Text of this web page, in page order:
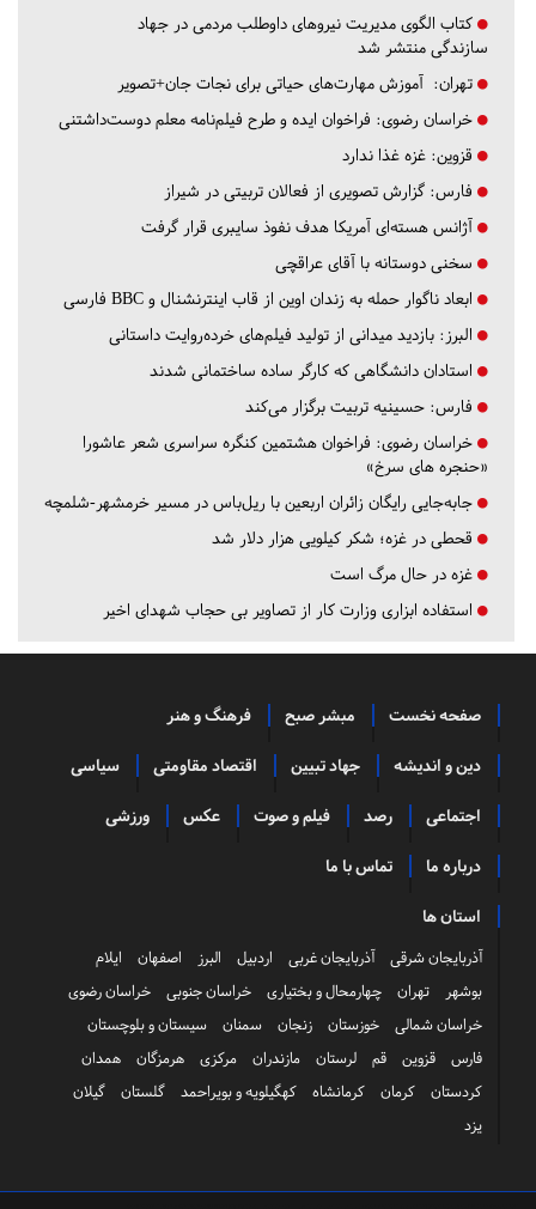
کتاب الگوی مدیریت نیروهای داوطلب مردمی در جهاد
سازندگی منتشر شد
تهران: آموزش مهارت‌های حیاتی برای نجات جان+تصویر
خراسان رضوی: فراخوان ایده و طرح فیلم‌نامه معلم دوست‌داشتنی
قزوین: غزه غذا ندارد
فارس: گزارش تصویری از فعالان تربیتی در شیراز
آژانس هسته‌ای آمریکا هدف نفوذ سایبری قرار گرفت
سخنی دوستانه با آقای عراقچی
ابعاد ناگوار حمله به زندان اوین از قاب اینترنشنال و BBC فارسی
البرز: بازدید میدانی از تولید فیلم‌های خرده‌روایت داستانی
استادان دانشگاهی که کارگر ساده ساختمانی شدند
فارس: حسینیه تربیت برگزار می‌کند
خراسان رضوی: فراخوان هشتمین کنگره سراسری شعر عاشورا
«حنجره های سرخ»
جابه‌جایی رایگان زائران اربعین با ریل‌باس در مسیر خرمشهر-شلمچه
قحطی در غزه؛ شکر کیلویی هزار دلار شد
غزه در حال مرگ است
استفاده ابزاری وزارت کار از تصاویر بی حجاب شهدای اخیر
صفحه نخست مبشر صبح فرهنگ و هنر
دین و اندیشه جهاد تبیین اقتصاد مقاومتی سیاسی
اجتماعی رصد فیلم و صوت عکس ورزشی
درباره ما تماس با ما
استان ها
آذربایجان شرقی آذربایجان غربی اردبیل البرز اصفهان
ایلام
بوشهر
تهران چهارمحال و بختیاری خراسان جنوبی
خراسان رضوی
خراسان شمالی
خوزستان زنجان سمنان
سیستان و بلوچستان
فارس
قزوین قم لرستان مازندران مرکزی هرمزگان
همدان
کردستان
کرمان کرمانشاه کهگیلویه و بویراحمد گلستان
گیلان
یزد